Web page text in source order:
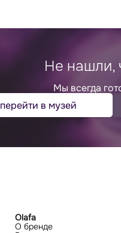
Не нашли,
Мы всегда
перейти в музей
Olafa
О бренде